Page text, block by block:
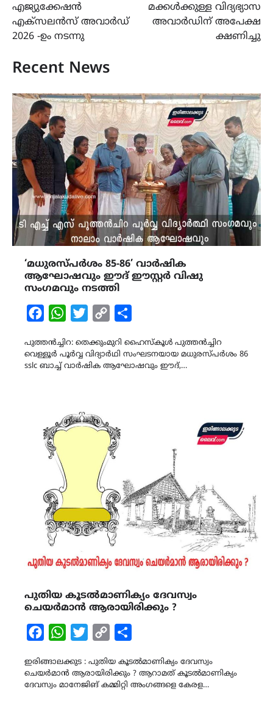
എജ്യുക്കേഷൻ
എക്സലൻസ് അവാർഡ്
2026 -ഉം നടന്നു
മക്കൾക്കുള്ള വിദ്യഭ്യാസ
അവാർഡിന് അപേക്ഷ
ക്ഷണിച്ചു
Recent News
‘മധുരസ്പർശം 85-86’ വാർഷിക
ആഘോഷവും ഈദ് ഈസ്റ്റർ വിഷു
സംഗമവും നടത്തി
FacebookWhatsAppTwitterCopy
പുത്തൻച്ചിറ: തെക്കുംമുറി ഹൈസ്കൂൾ പുത്തൻച്ചിറ
വെള്ളൂർ പൂർവ്വ വിദ്യാർഥി സംഘടനയായ മധുരസ്പർശം 86
sslc ബാച്ച് വാർഷിക ആഘോഷവും ഈദ്,…
പുതിയ കൂടൽമാണിക്യം ദേവസ്വം
ചെയർമാൻ ആരായിരിക്കും ?
FacebookWhatsAppTwitterCopy
ഇരിങ്ങാലക്കുട : പുതിയ കൂടൽമാണിക്യം ദേവസ്വം
ചെയർമാൻ ആരായിരിക്കും ? ആറാമത് കൂടൽമാണിക്യം
ദേവസ്വം മാനേജിങ് കമ്മിറ്റി അംഗങ്ങളെ കേരള…